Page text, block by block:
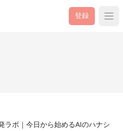
登録
ラボ｜今日から始めるAIのハナシ